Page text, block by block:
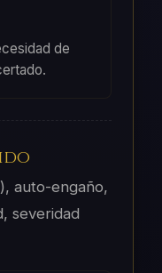
de
auto-engaño,
severidad